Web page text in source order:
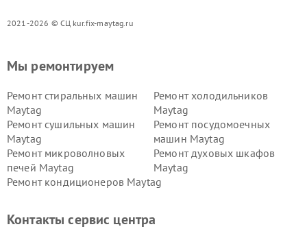
2021-2026 © СЦ kur.fix-maytag.ru
Мы ремонтируем
Ремонт стиральных машин
Maytag
Ремонт холодильников
Maytag
Ремонт сушильных машин
Maytag
Ремонт посудомоечных
машин Maytag
Ремонт микроволновых
печей Maytag
Ремонт духовых шкафов
Maytag
Ремонт кондиционеров Maytag
Контакты сервис центра